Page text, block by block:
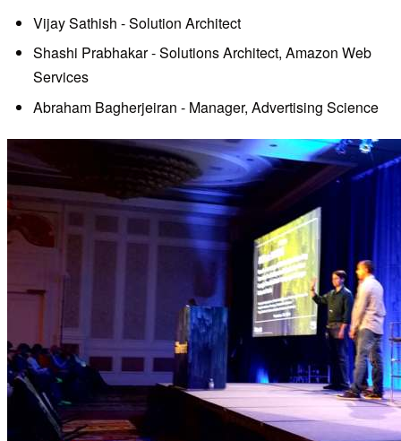
Vijay Sathish - Solution Architect
Shashi Prabhakar - Solutions Architect, Amazon Web
Services
Abraham Bagherjeiran - Manager, Advertising Science